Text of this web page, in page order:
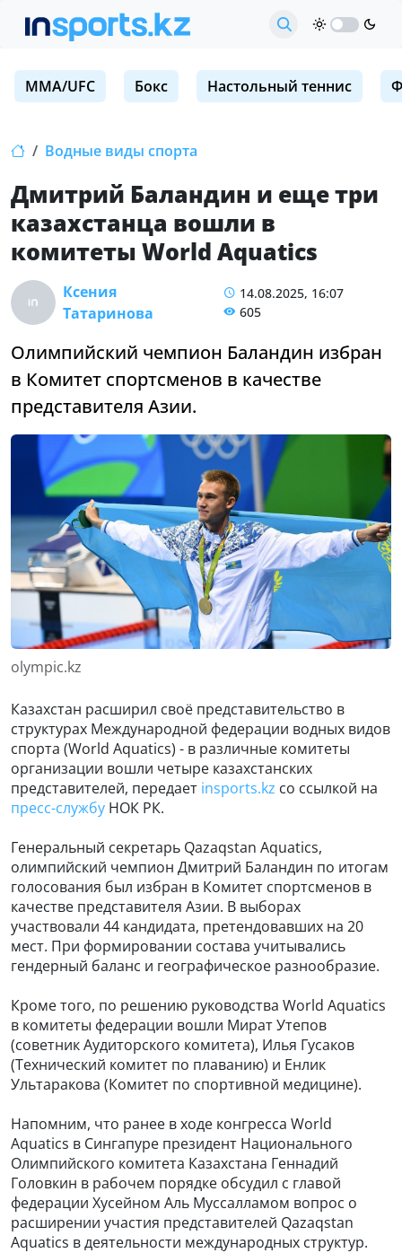
MMA/UFC Бокс Настольный теннис
Водные виды спорта
Дмитрий Баландин и еще три
казахстанца вошли в
комитеты World Aquatics
Ксения
Татаринова
14.08.2025, 16:07
605
Олимпийский чемпион Баландин избран
в Комитет спортсменов в качестве
представителя Азии.
olympic.kz
Казахстан расширил своё представительство в
структурах Международной федерации водных видов
спорта (World Aquatics) - в различные комитеты
организации вошли четыре казахстанских
представителей, передает insports.kz со ссылкой на
пресс-службу НОК РК.
Генеральный секретарь Qazaqstan Aquatics,
олимпийский чемпион Дмитрий Баландин по итогам
голосования был избран в Комитет спортсменов в
качестве представителя Азии. В выборах
участвовали 44 кандидата, претендовавших на 20
мест. При формировании состава учитывались
гендерный баланс и географическое разнообразие.
Кроме того, по решению руководства World Aquatics
в комитеты федерации вошли Мират Утепов
(советник Аудиторского комитета), Илья Гусаков
(Технический комитет по плаванию) и Енлик
Ультаракова (Комитет по спортивной медицине).
Напомним, что ранее в ходе конгресса World
Aquatics в Сингапуре президент Национального
Олимпийского комитета Казахстана Геннадий
Головкин в рабочем порядке обсудил с главой
федерации Хусейном Аль Муссалламом вопрос о
расширении участия представителей Qazaqstan
Aquatics в деятельности международных структур.